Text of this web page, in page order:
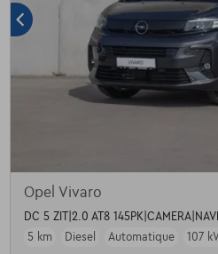
Opel Vivaro
DC 5 ZIT|2.0 AT8
5 km
Diesel Automatique 107